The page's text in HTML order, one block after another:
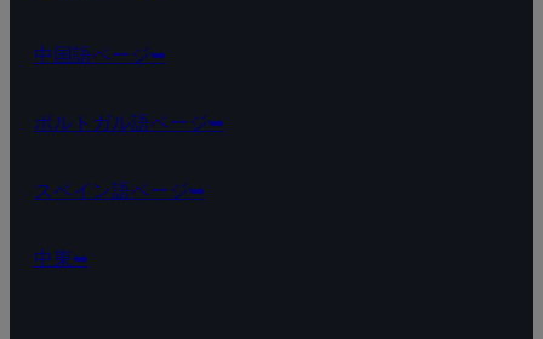
中国語ページ➥
ポルトガル語ページ➥
スペイン語ページ➥
中東➥